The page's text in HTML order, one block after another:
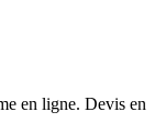
en ligne. Devis en